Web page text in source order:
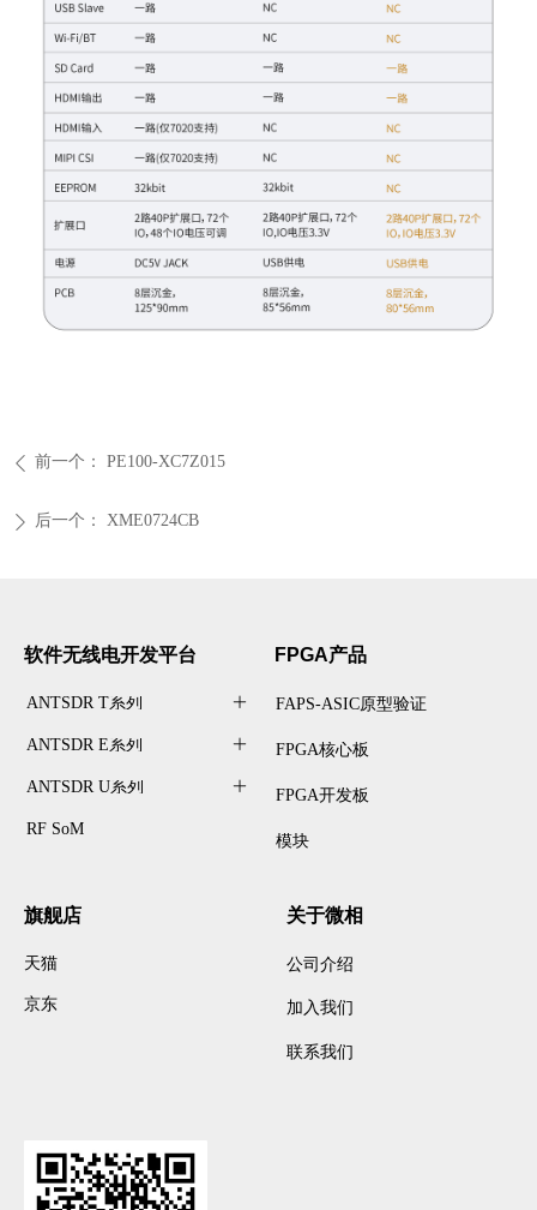
ꄴ 前一个： PE100-XC7Z015
ꄲ 后一个： XME0724CB
ꄶ
ANTSDR T系列
ꄶ
ANTSDR E系列
ꄶ
ANTSDR U系列
RF SoM
软件无线电开发平台 FPGA产品
FAPS-ASIC原型验证
FPGA核心板
FPGA开发板
模块
关于微相
公司介绍
加入我们
联系我们
旗舰店
天猫
京东